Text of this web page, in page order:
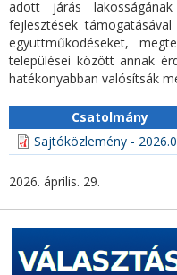
adott járás
fejlesztések
együttműködéseket,
települései között annak
hatékonyabban valósítsák
Csatolmány
Sajtóközlemény -
2026. április. 29.